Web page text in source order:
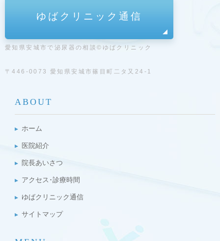
ゆばクリニック通信
愛知県安城市で泌尿器の相談©ゆばクリニック
〒446-0073 愛知県安城市篠目町二タ又24-1
ABOUT
ホーム
医院紹介
院長あいさつ
アクセス･診療時間
ゆばクリニック通信
サイトマップ